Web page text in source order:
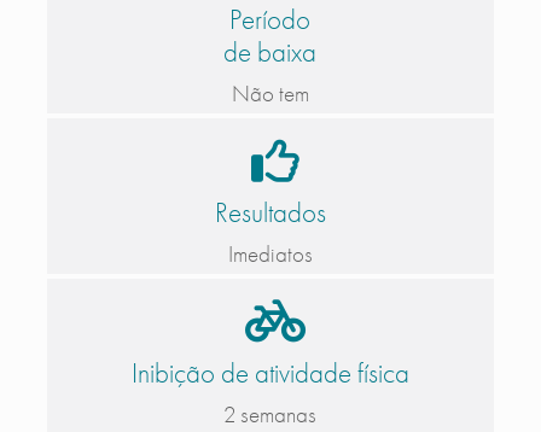
Período
de baixa
Não tem
Resultados
Imediatos
Inibição de atividade física
2 semanas